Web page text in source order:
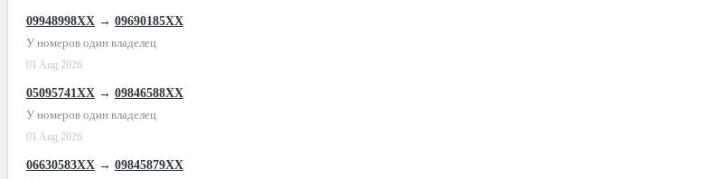
09948998XX → 09690185XX
У номеров один владелец
01 Aug 2026
05095741XX → 09846588XX
У номеров один владелец
01 Aug 2026
06630583XX → 09845879XX